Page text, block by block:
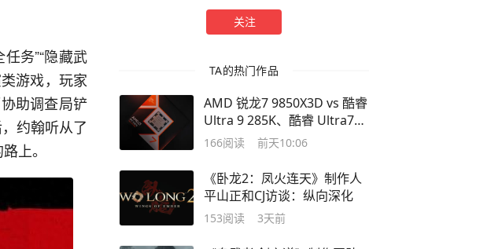
务”“隐藏武
游戏，玩家
助调查局铲
约翰听从了
上。
关注
TA的热门作品
AMD 锐龙7 9850X3D vs 酷睿
Ultra 9 285K、酷睿 Ultra7
270K
166阅读 前天10:06
《卧龙2：凤火连天》制作人
平山正和CJ访谈：纵向深化
153阅读 3天前